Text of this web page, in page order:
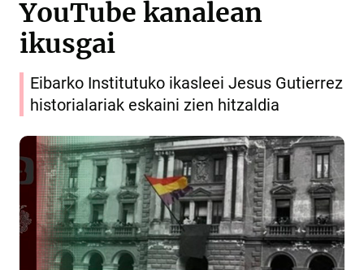
YouTube kanalean
ikusgai
Eibarko Institutuko ikasleei Jesus Gutierrez
historialariak eskaini zien hitzaldia